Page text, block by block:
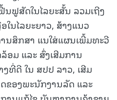
ຟູສັດໃນໄລຍະສັ້ນ ລວມເຖີງ
ນໄລຍະຍາວ, ສ້າງແນວ
ນສຶກສາ ແນໃສ່ແຜນເພີ້ມທະວີ
ອມ ແລະ ສົ່ງເສີມການ
ທີ່ດີ ໃນ ສປປ ລາວ, ເສີມ
ຂອງພະນັກງານລັດ ແລະ